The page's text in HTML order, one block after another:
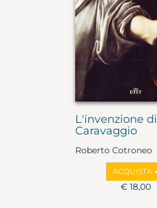
L'invenzione di
Caravaggio
Roberto Cotroneo
ACQUISTA
€ 18,00